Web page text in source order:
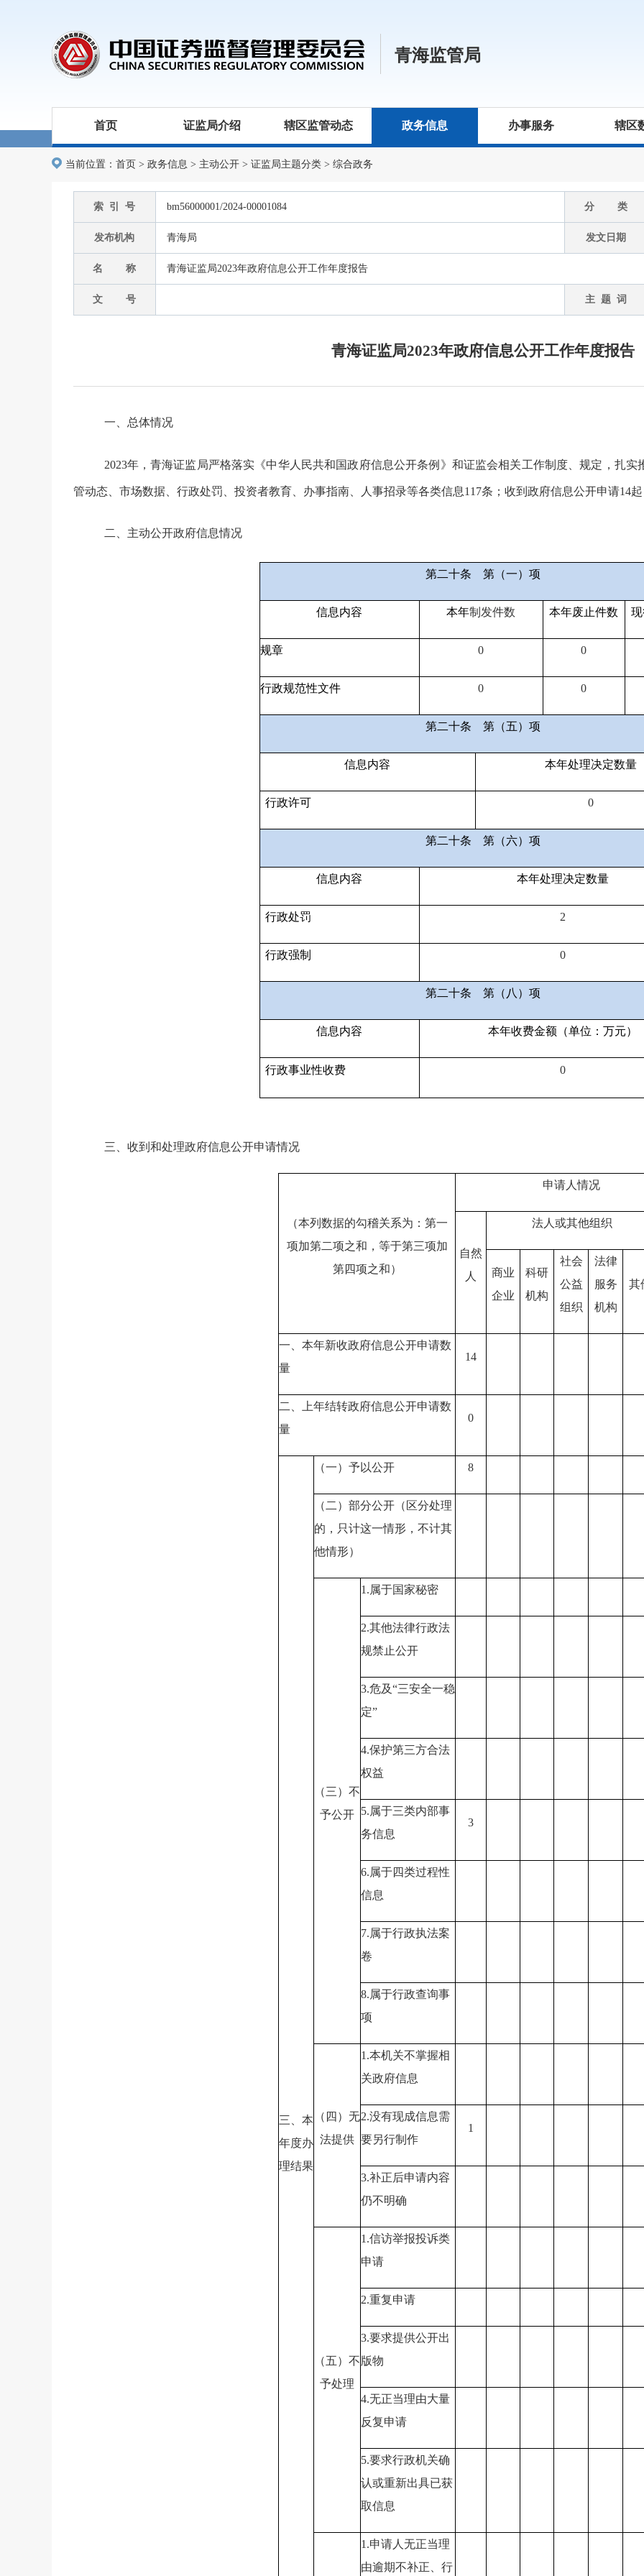
青海监管局
首页 证监局介绍 辖区监管动态 政务信息 办事服务 辖区
当前位置： 首页 > 政务信息 > 主动公开 > 证监局主题分类 > 综合政务
索 引 号 bm56000001/2024-00001084 分 类
发布机构 青海局 发文日期
名 称 青海证监局2023年政府信息公开工作年度报告
文 号 主 题 词
青海证监局2023年政府信息公开工作年度报告
一、总体情况
2023年，青海证监局严格落实《中华人民共和国政府信息公开条例》和证监会相关工作制度、规定，扎
管动态、市场数据、行政处罚、投资者教育、办事指南、人事招录等各类信息117条；收到政府信息公开申请14
二、主动公开政府信息情况
第二十条 第（一）项
信息内容 本年制 发件数 本年废止件数
规章 0 0
行政规范性文件 0 0
第二十条 第（五）项
信息内容 本年处理决定数量
行政许可 0
第二十条 第（六）项
信息内容 本年处理决定数量
行政处罚 2
行政强制 0
第二十条 第（八）项
信息内容 本年收费金额（单位：万元）
行政事业性收费 0
三、收到和处理政府信息公开申请情况
（本列数据的勾稽关系为：第一
项加第二项之和，等于第三项加
第四项之和）
申请人情况
自然
人
法人或其他组织
商业
企业
科研
机构
社会
公益
组织
法律
服务
机构
其
一、本年新收政府信息公开申请数
量
14
二、上年结转政府信息公开申请数
量
0
三、本
年度办
理结果
（一）予以公开 8
（二）部分公开 （区分处理
的，只计这一情形，不计其
他情形）
（三）不
予公开
1.属于国家秘密
2.其他法律行政法
规禁止公开
3.危及“三安全一稳
定”
4.保护第三方合法
权益
5.属于三类内部事
务信息
3
6.属于四类过程性
信息
7.属于行政执法案
卷
8.属于行政查询事
项
（四）无
法提供
1.本机关不掌握相
关政府信息
2.没有现成信息需
要另行制作
1
3.补正后申请内容
仍不明确
（五）不
予处理
1.信访举报投诉类
申请
2.重复申请
3.要求提供公开出
版物
4.无正当理由大量
反复申请
5.要求行政机关确
认或重新出具已获
取信息
1.申请人无正当理
由逾期不补正、行